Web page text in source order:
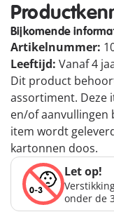
Bijkomende
Artikelnummer:
Leeftijd: Vanaf 4
Dit product
assortiment. Deze
en/of aanvullingen
item wordt
kartonnen doos.
Let op!
onder de